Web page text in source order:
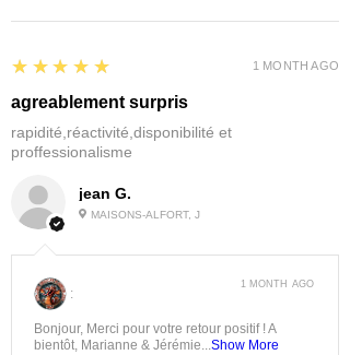
jean G.
MAISONS-ALFORT, J
5
★★★★★
agreablement surpris
rapidité,réactivité,disponibilité et
proffessionalisme
1 MONTH AGO
:
Bonjour, Merci pour votre retour positif ! A
bientôt, Marianne & Jérémie...Show More
1 MONTH AGO